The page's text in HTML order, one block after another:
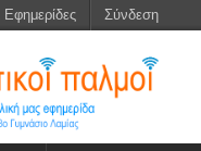
Εφημερίδες Σύνδεση